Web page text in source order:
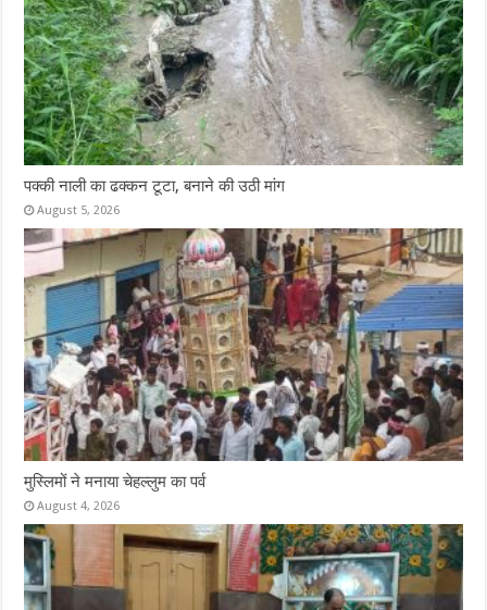
पक्की नाली का ढक्कन टूटा, बनाने की उठी मांग
August 5, 2026
मुस्लिमों ने मनाया चेहल्लुम का पर्व
August 4, 2026